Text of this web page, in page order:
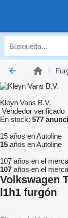
Kleyn Vans B.V.
Vendedor verificado
En stock: 577
15 años en Autoline
15 años en Autoline
107 años en el
107 años en el
Volkswagen
l1h1 furgón